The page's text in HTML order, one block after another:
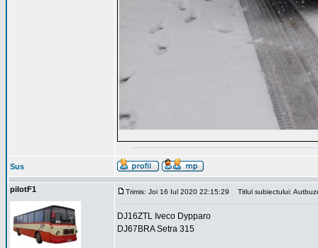
Sus
pilotF1 Trimis: Joi 16 Iul 2020 22:15:29 Titlul subiectului:
DJ16ZTL Iveco Dypparo
DJ67BRA Setra 315